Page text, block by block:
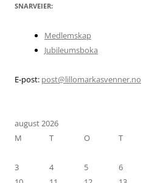
SNARVEIER:
Medlemskap
Jubileumsboka
E-post: post@lillomarkasvenner.no
august 2026
M
T O T
3
4 5 6